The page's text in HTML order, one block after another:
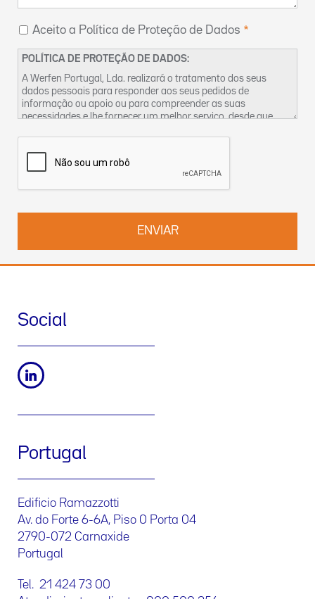
Aceito a Política de Proteção de Dados
POLÍTICA DE PROTEÇÃO DE DADOS:
A Werfen Portugal, Lda. realizará o tratamento dos seus
dados pessoais para responder aos seus pedidos de
informação ou apoio ou para compreender as suas
necessidades e lhe fornecer um melhor serviço, desde que
dados e sobre como exercer os seus direitos na nossa
de Privacidade. Pode também contactar-nos pelo
Social
Portugal
Edificio Ramazzotti
Av. do Forte 6-6A, Piso 0 Porta 04
2790-072 Carnaxide
Portugal
Tel. 21 424 73 00